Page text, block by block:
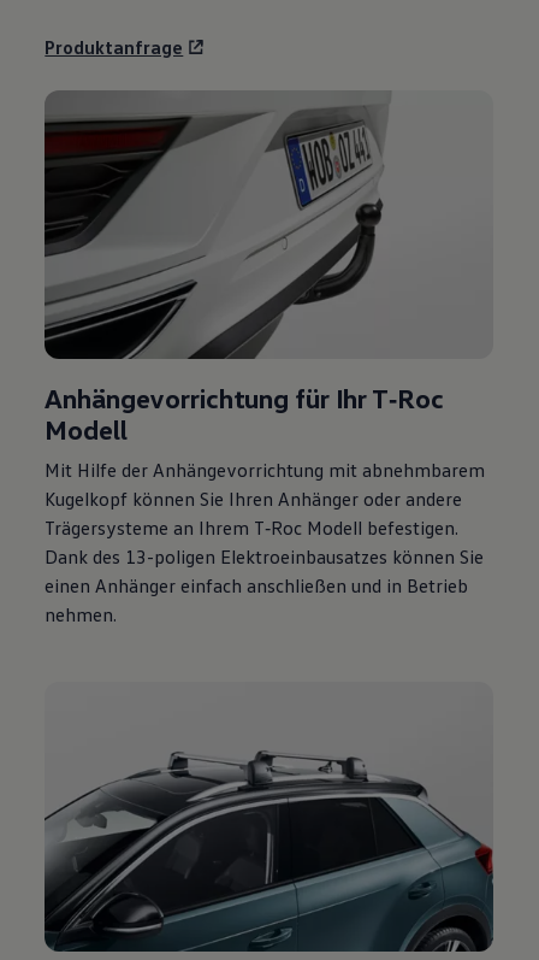
Produktanfrage
Anhängevorrichtung für IhrT‑Roc
Modell
Mit Hilfe der Anhängevorrichtung mit abnehmbarem
Kugelkopf können Sie Ihren Anhänger oder andere
Trägersysteme an Ihrem T‑Roc Modell befestigen.
Dank des 13-poligen Elektroeinbausatzes können Sie
einen Anhänger einfach anschließen und in Betrieb
nehmen.